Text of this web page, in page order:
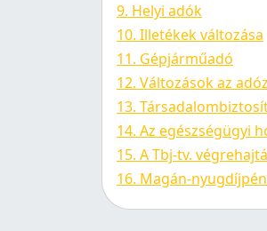
9. Helyi adók
10. Illetékek változása
11. Gépjárműadó
12. Változások az
13.
14. Az egészségügyi
15. A Tbj-tv.
16. Magán-